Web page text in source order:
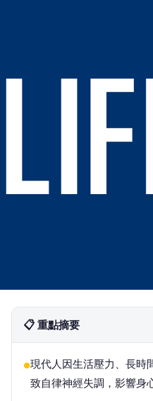
📋 重點摘要
●現代人因生活壓力、長時
致自律神經失調，影響身